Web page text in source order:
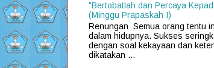
"Bertobatlah dan Percaya
(Minggu Prapaskah I)
Renungan Semua orang tentu
dalam hidupnya. Sukses
dengan soal kekayaan dan
dikatakan ...